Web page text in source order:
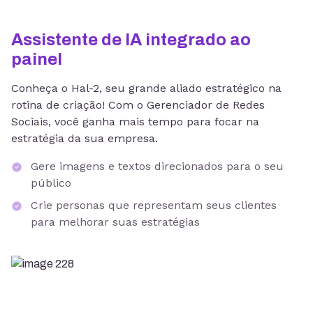
Assistente de IA integrado ao
painel
Conheça o Hal-2, seu grande aliado estratégico na
rotina de criação! Com o Gerenciador de Redes
Sociais, você ganha mais tempo para focar na
estratégia da sua empresa.
Gere imagens e textos direcionados para o seu
público
Crie personas que representam seus clientes
para melhorar suas estratégias